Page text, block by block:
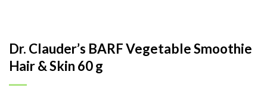
Dr. Clauder’s BARF Vegetable Smoothie
Hair & Skin 60 g